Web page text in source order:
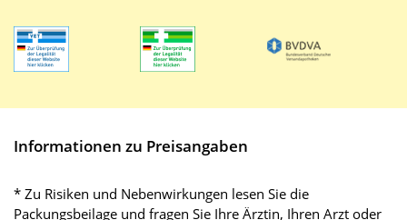
Informationen zu Preisangaben
* Zu Risiken und Nebenwirkungen lesen Sie die
Packungsbeilage und fragen Sie Ihre Ärztin, Ihren Arzt oder